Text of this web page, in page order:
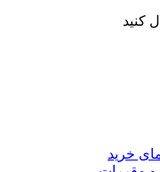
کنید
خرید